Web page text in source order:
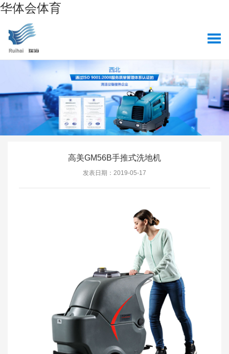
华体会体育
高美GM56B手推式洗地机
发表日期：2019-05-17